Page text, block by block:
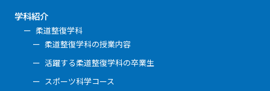
学科紹介
柔道整復学科
柔道整復学科の授業内容
活躍する柔道整復学科の卒業生
スポーツ科学コース